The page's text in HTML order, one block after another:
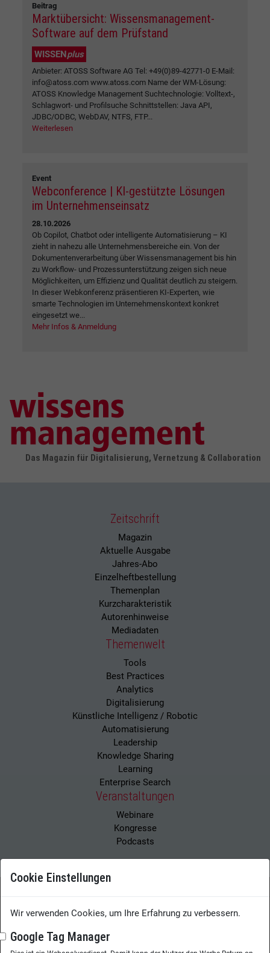
Beitrag
Marktübersicht: Wissensmanagement-
Software auf dem Prüfstand
WISSENplus
Anbieter: ATOSS Software AG Tel: +49(0)89-42771-0 E-Mail:
info@atoss.com www.atoss.com Name der WM-Lösung:
ATOSS Knowledge Management Suchtechnologie: Volltext-,
Schlagwort- und Profilsuche Schnittstellen: Java API,
JDBC/ODBC, WebDAV, NTFS, FTP...
Weiterlesen
Event
Webconference | KI-gestützte Lösungen
im Unternehmenseinsatz
28.10.2026
Ob Copilot, Chatbot oder intelligente Automatisierung – KI
zieht in nahezu alle Unternehmensbereiche ein. Von der
Dokumentenverarbeitung über Wissensmanagement bis hin
zu Workflow- und Prozessunterstützung zeigen sich neue
Möglichkeiten, um Effizienz und Qualität deutlich zu steigern.
In dieser Webkonferenz präsentieren KI-Experten, wie
smarte Technologien im Unternehmenskontext konkret
eingesetzt we...
Mehr Infos & Anmeldung
Das Magazin für Digitalisierung, Vernetzung & Collaboration
Zeitschrift
Magazin
Aktuelle Ausgabe
Jahres-Abo
Einzelheftbestellung
Themenplan
Kurzcharakteristik
Autorenhinweise
Mediadaten
Themenwelt
Tools
Best Practices
Analytics
Digitalisierung
Künstliche Intelligenz / Robotic
Automatisierung
Leadership
Knowledge Sharing
Learning
Enterprise Search
Veranstaltungen
Webinare
Kongresse
Podcasts
Wissensmanagement Magazin
Impressum
Cookie Einstellungen
Wir verwenden Cookies, um Ihre Erfahrung zu verbessern.
Google Tag Manager